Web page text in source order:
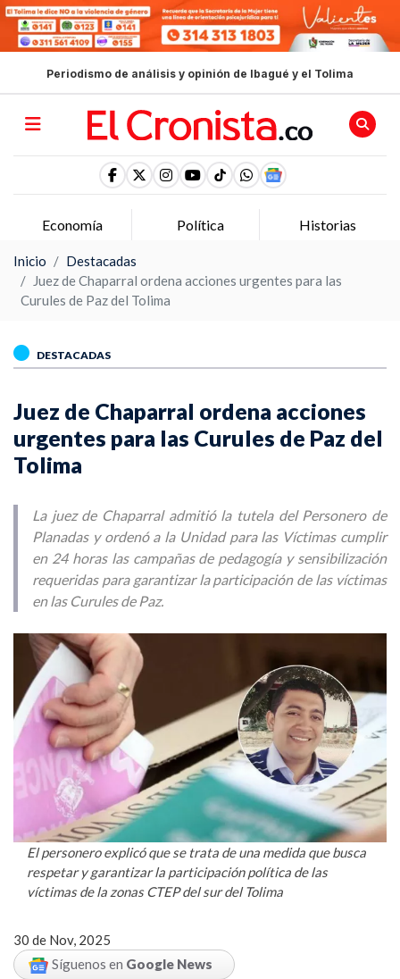
Periodismo de análisis y opinión de Ibagué y el Tolima
Economía Política Historias
Inicio
Destacadas
Juez de Chaparral ordena acciones urgentes para las
Curules de Paz del Tolima
DESTACADAS
Juez de Chaparral ordena acciones
urgentes para las Curules de Paz del
Tolima
La juez de Chaparral admitió la tutela del Personero de
Planadas y ordenó a la Unidad para las Víctimas cumplir
en 24 horas las campañas de pedagogía y sensibilización
requeridas para garantizar la participación de las víctimas
en las Curules de Paz.
El personero explicó que se trata de una medida que busca
respetar y garantizar la participación política de las
víctimas de la zonasCTEPdel sur del Tolima
30 de Nov, 2025
Síguenos en Google News